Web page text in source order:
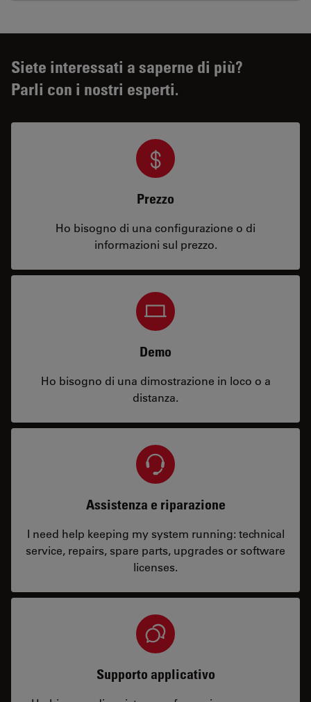
Siete interessati a saperne di più?
Parli con i nostri esperti.
Prezzo
Ho bisogno di una configurazione o di
informazioni sul prezzo.
Demo
Ho bisogno di una dimostrazione in loco o a
distanza.
Assistenza e riparazione
I need help keeping my system running: technical
service, repairs, spare parts, upgrades or software
licenses.
Supporto applicativo